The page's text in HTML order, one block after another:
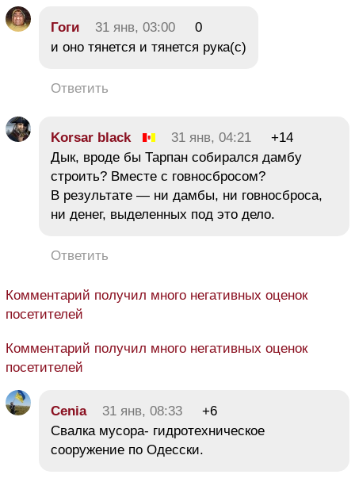
Гоги 31 янв, 03:00
0
и оно тянется и тянется рука(с)
Ответить
Korsar black 31 янв, 04:21
+14
Дык, вроде бы Тарпан собирался дамбу
строить? Вместе с говносбросом?
В результате — ни дамбы, ни говносброса,
ни денег, выделенных под это дело.
Ответить
Комментарий получил много негативных оценок
посетителей
Комментарий получил много негативных оценок
посетителей
Cenia 31 янв, 08:33
+6
Свалка мусора- гидротехническое
сооружение по Одесски.